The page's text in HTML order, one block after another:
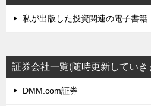
私が出版した投資関連の電子書籍
証券会社一覧(随時更新していき
DMM.com証券